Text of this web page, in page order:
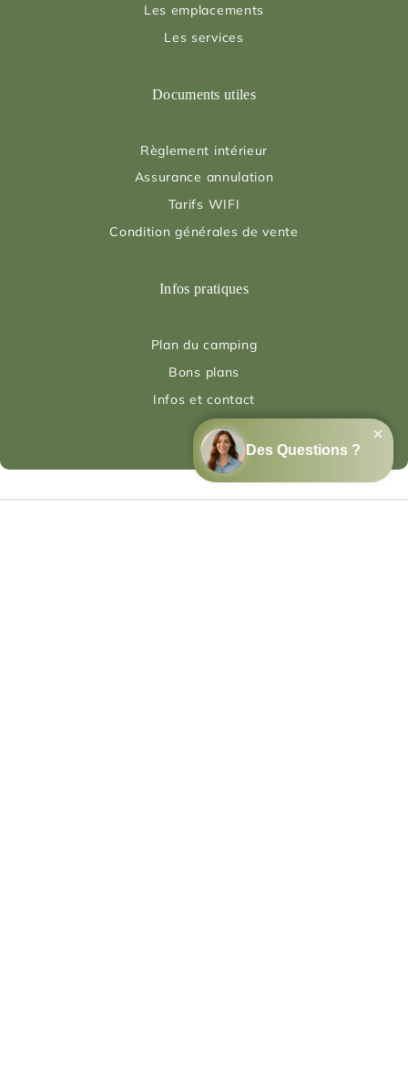
Les emplacements
Les services
Documents utiles
Règlement intérieur
Assurance annulation
Tarifs WIFI
Condition générales de vente
Infos pratiques
Plan du camping
Bons plans
Infos et contact